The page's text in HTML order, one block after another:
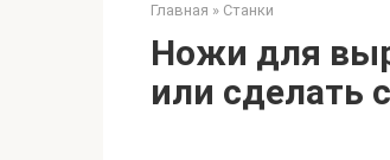
Главная » Станки
Ножи для
или сделать